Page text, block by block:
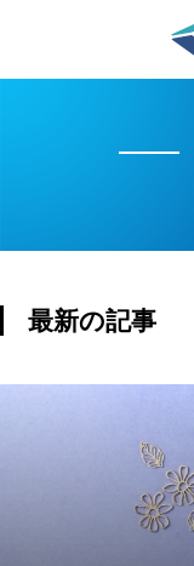
最新の記事